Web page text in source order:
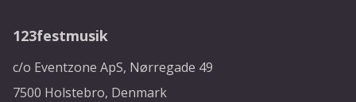
123festmusik
c/o Eventzone ApS, Nørregade 49
7500 Holstebro, Denmark